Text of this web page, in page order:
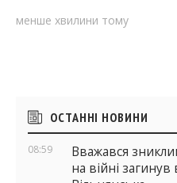
менше хвилини тому
Бічні
віджети
ОСТАННІ НОВИНИ
08:59
Вважався
на війні загинув